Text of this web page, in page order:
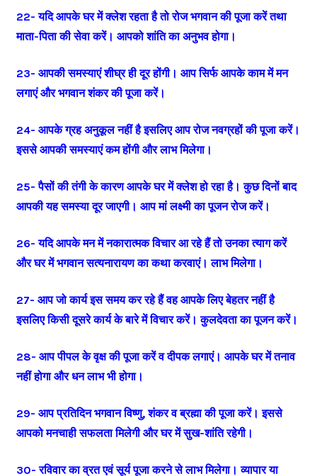
22- यदि आपके घर में क्लेश रहता है तो रोज भगवान की पूजा करें तथा
माता-पिता की सेवा करें। आपको शांति का अनुभव होगा।
23- आपकी समस्याएं शीघ्र ही दूर होंगी। आप सिर्फ आपके काम में मन
लगाएं और भगवान शंकर की पूजा करें।
24- आपके ग्रह अनुकूल नहीं है इसलिए आप रोज नवग्रहों की पूजा करें।
इससे आपकी समस्याएं कम होंगी और लाभ मिलेगा।
25- पैसों की तंगी के कारण आपके घर में क्लेश हो रहा है। कुछ दिनों बाद
आपकी यह समस्या दूर जाएगी। आप मां लक्ष्मी का पूजन रोज करें।
26- यदि आपके मन में नकारात्मक विचार आ रहे हैं तो उनका त्याग करें
और घर में भगवान सत्यनारायण का कथा करवाएं। लाभ मिलेगा।
27- आप जो कार्य इस समय कर रहे हैं वह आपके लिए बेहतर नहीं है
इसलिए किसी दूसरे कार्य के बारे में विचार करें। कुलदेवता का पूजन करें।
28- आप पीपल के वृक्ष की पूजा करें व दीपक लगाएं। आपके घर में तनाव
नहीं होगा और धन लाभ भी होगा।
29- आप प्रतिदिन भगवान विष्णु, शंकर व ब्रह्मा की पूजा करें। इससे
आपको मनचाही सफलता मिलेगी और घर में सुख-शांति रहेगी।
30- रविवार का व्रत एवं सूर्य पूजा करने से लाभ मिलेगा। व्यापार या